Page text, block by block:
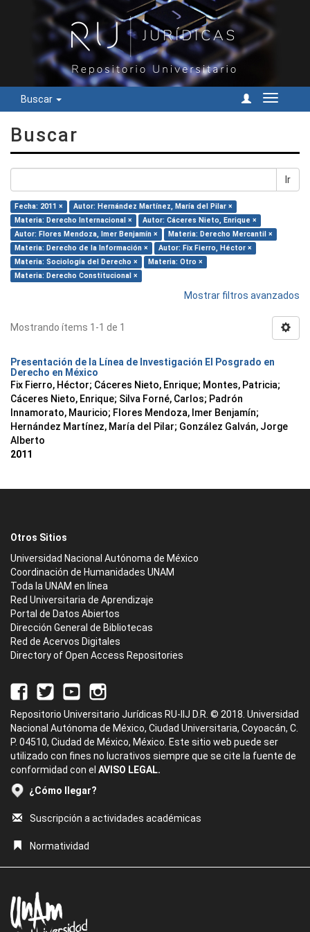
Buscar
Cambiar
Buscar
Ir
Fecha: 2011 ×
Autor: Hernández Martínez, María del Pilar ×
Materia: Derecho Internacional ×
Autor: Cáceres Nieto, Enrique ×
Autor: Flores Mendoza, Imer Benjamín ×
Materia: Derecho Mercantil ×
Materia: Derecho de la Información ×
Autor: Fix Fierro, Héctor ×
Materia: Sociología del Derecho ×
Materia: Otro ×
Materia: Derecho Constitucional ×
Mostrar filtros avanzados
Mostrando ítems 1-1 de 1
Presentación de la Línea de Investigación El Posgrado en
Derecho en México
Fix Fierro, Héctor; Cáceres Nieto, Enrique; Montes, Patricia;
Cáceres Nieto, Enrique; Silva Forné, Carlos; Padrón
Innamorato, Mauricio; Flores Mendoza, Imer Benjamín;
Hernández Martínez, María del Pilar; González Galván, Jorge
Alberto
2011
Otros Sitios
Universidad Nacional Autónoma de México
Coordinación de Humanidades UNAM
Toda la UNAM en línea
Red Universitaria de Aprendizaje
Portal de Datos Abiertos
Dirección General de Bibliotecas
Red de Acervos Digitales
Directory of Open Access Repositories
Repositorio Universitario Jurídicas RU-IIJ D.R. © 2018. Universidad
Nacional Autónoma de México, Ciudad Universitaria, Coyoacán, C.
P. 04510, Ciudad de México, México. Este sitio web puede ser
utilizado con fines no lucrativos siempre que se cite la fuente de
conformidad con el AVISO LEGAL.
¿Cómo llegar?
Suscripción a actividades académicas
Normatividad